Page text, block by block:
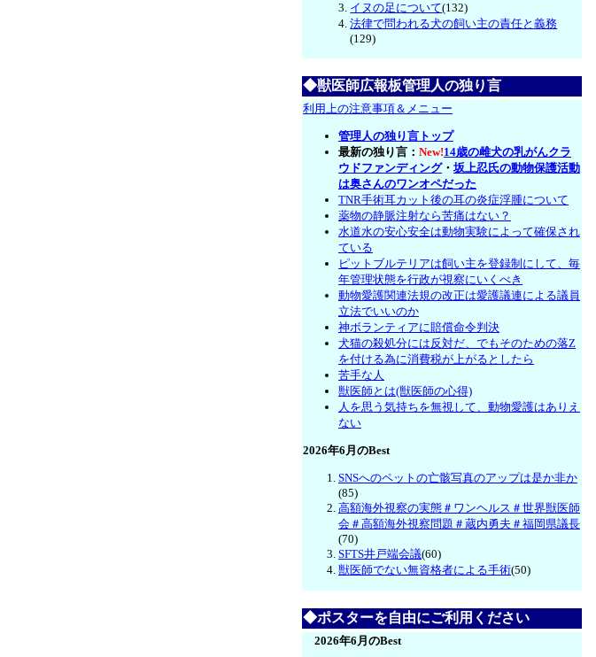
イヌの足について(132)
法律で問われる犬の飼い主の責任と義務
(129)
◆獣医師広報板管理人の独り言
利用上の注意事項＆メニュー
管理人の独り言トップ
最新の独り言： New!14歳の雌犬の乳がんクラ
ウドファンディング・坂上忍氏の動物保護活動
は奥さんのワンオペだった
TNR手術耳カット後の耳の炎症浮腫について
薬物の静脈注射なら苦痛はない？
水道水の安心安全は動物実験によって確保され
ている
ピットブルテリアは飼い主を登録制にして、毎
年管理状態を行政が視察にいくべき
動物愛護関連法規の改正は愛護議連による議員
立法でいいのか
神ボランティアに賠償命令判決
犬猫の殺処分には反対だ、でもそのための落Z
を付ける為に消費税が上がるとしたら
苦手な人
獣医師とは(獣医師の心得)
人を思う気持ちを無視して、動物愛護はありえ
ない
2026年6月のBest
SNSへのペットの亡骸写真のアップは是か非か
(85)
高額海外視察の実態＃ワンヘルス＃世界獣医師
会＃高額海外視察問題＃蔵内勇夫＃福岡県議長
(70)
SFTS井戸端会議(60)
獣医師でない無資格者による手術(50)
◆ポスターを自由にご利用ください
2026年6月のBest